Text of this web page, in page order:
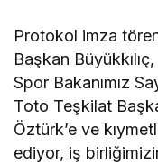
Protokol imza
Başkan
Spor Bakanımız
Toto Teşkilat
Öztürk’e ve
ediyor, iş